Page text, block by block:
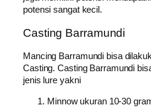
potensi sangat kecil.
Casting Barramundi
Mancing Barramundi bisa
Casting. Casting Barramundi
jenis lure yakni
Minnow ukuran 10-30